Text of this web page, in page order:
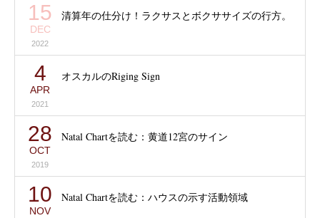
15
DEC
2022
清算年の仕分け！ラクサスとボクササイズの行方。
4
APR
2021
オスカルのRiging Sign
28
OCT
2019
Natal Chartを読む：黄道12宮のサイン
10
NOV
Natal Chartを読む：ハウスの示す活動領域